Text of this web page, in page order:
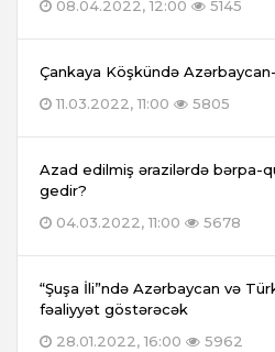
08.04.2022, 12:00 5145
Çankaya Köşkündə
11.03.2022, 11:00
5805
Azad edilmiş ərazilərdə bərpa-
gedir?
04.03.2022, 11:00
5678
“Şuşa İli”ndə Azərbaycan və
fəaliyyət göstərəcək
28.01.2022, 16:00
5962